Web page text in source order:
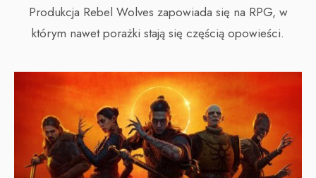
Produkcja Rebel Wolves zapowiada się na RPG, w
którym nawet porażki stają się częścią opowieści.